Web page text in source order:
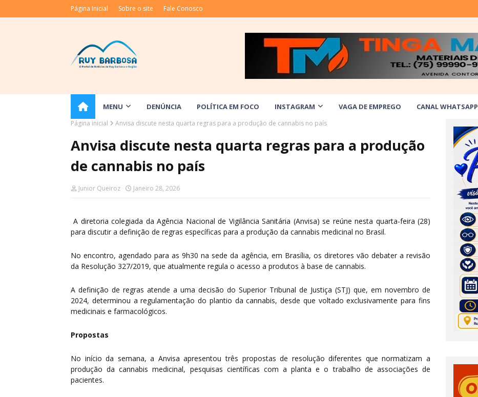
Página Inicial Sobre o site Fale Conosco
MENU DENÚNCIA POLÍTICA EM FOCO INSTAGRAM VAGA DE EMPREGO CANAL WHATSAPP
Página inicial Anvisa discute nesta quarta regras para a produção de cannabis no país
Anvisa discute nesta quarta regras para a produção
de cannabis no país
Junior Queiroz Janeiro 28, 2026
A diretoria colegiada da Agência Nacional de Vigilância Sanitária (Anvisa) se reúne nesta quarta-feira (28)
para discutir a definição de regras específicas para a produção da cannabis medicinal no Brasil.
No encontro, agendado para as 9h30 na sede da agência, em Brasília, os diretores vão debater a revisão
da Resolução 327/2019, que atualmente regula o acesso a produtos à base de cannabis.
A definição de regras atende a uma decisão do Superior Tribunal de Justiça (STJ) que, em novembro de
2024, determinou a regulamentação do plantio da cannabis, desde que voltado exclusivamente para fins
medicinais e farmacológicos.
Propostas
No início da semana, a Anvisa apresentou três propostas de resolução diferentes que normatizam a
produção da cannabis medicinal, pesquisas científicas com a planta e o trabalho de associações de
pacientes.